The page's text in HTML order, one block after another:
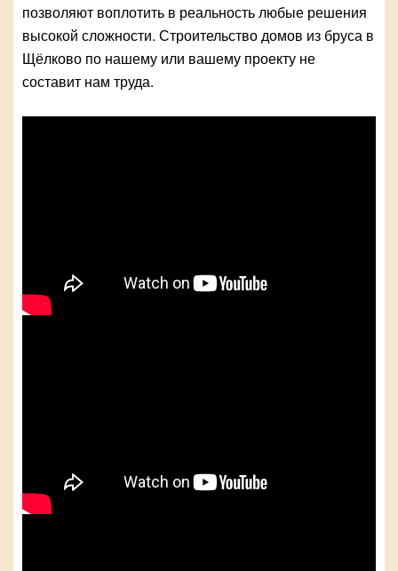
позволяют воплотить в реальность любые решения
высокой сложности. Строительство домов из бруса в
Щёлково по нашему или вашему проекту не
составит нам труда.